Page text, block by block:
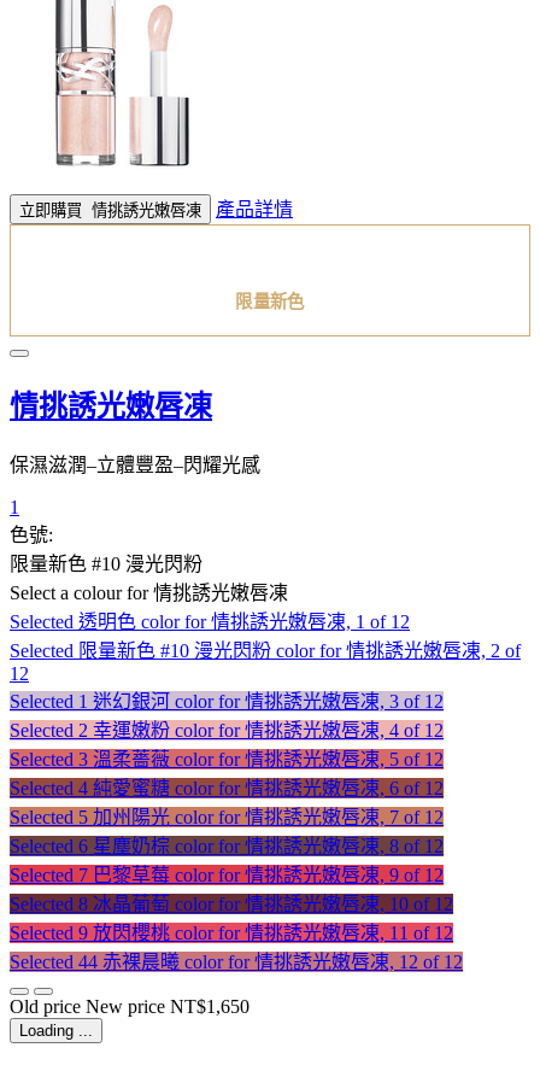
立即購買 情挑誘光嫩唇凍 產品詳情
限量新色
情挑誘光嫩唇凍
保濕滋潤–立體豐盈–閃耀光感
1
色號:
限量新色 #10 漫光閃粉
Select a colourfor 情挑誘光嫩唇凍
Selected 透明色 color for 情挑誘光嫩唇凍, 1 of 12
Selected 限量新色 #10 漫光閃粉 color for 情挑誘光嫩唇凍, 2 of
12
Selected 1 迷幻銀河 color for 情挑誘光嫩唇凍, 3 of 12
Selected 2 幸運嫩粉 color for 情挑誘光嫩唇凍, 4 of 12
Selected 3 溫柔薔薇 color for 情挑誘光嫩唇凍, 5 of 12
Selected 4 純愛蜜糖 color for 情挑誘光嫩唇凍, 6 of 12
Selected 5 加州陽光 color for 情挑誘光嫩唇凍, 7 of 12
Selected 6 星塵奶棕 color for 情挑誘光嫩唇凍, 8 of 12
Selected 7 巴黎草莓 color for 情挑誘光嫩唇凍, 9 of 12
Selected 8 冰晶葡萄 color for 情挑誘光嫩唇凍, 10 of 12
Selected 9 放閃櫻桃 color for 情挑誘光嫩唇凍, 11 of 12
Selected 44 赤裸晨曦 color for 情挑誘光嫩唇凍, 12 of 12
Old price New price NT$1,650
Loading ...